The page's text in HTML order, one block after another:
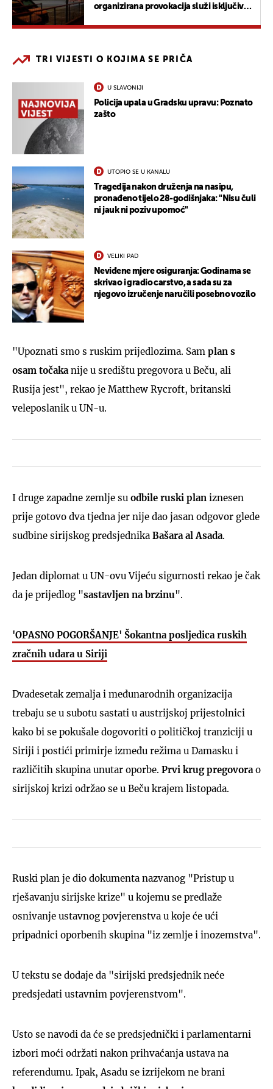
organizirana provokacija služi isključivo
TRI VIJESTI O KOJIMA SE PRIČA
U SLAVONIJI
Policija upala u Gradsku upravu: Poznato
zašto
UTOPIO SE U KANALU
Tragedija nakon druženja na nasipu,
pronađeno tijelo 28-godišnjaka: "Nisu čuli
ni jauk ni poziv upomoć"
VELIKI PAD
Neviđene mjere osiguranja: Godinama se
skrivao i gradio carstvo, a sada su za
njegovo izručenje naručili posebno vozilo
"Upoznati smo s ruskim prijedlozima. Sam plan s
osam točaka nije u središtu pregovora u Beču, ali
Rusija jest", rekao je Matthew Rycroft, britanski
veleposlanik u UN-u.
I druge zapadne zemlje su odbile ruski plan iznesen
prije gotovo dva tjedna jer nije dao jasan odgovor glede
sudbine sirijskog predsjednika Bašara al Asada.
Jedan diplomat u UN-ovu Vijeću sigurnosti rekao je čak
da je prijedlog "sastavljen na brzinu".
'OPASNO POGORŠANJE' Šokantna posljedica ruskih
zračnih udara u Siriji
Dvadesetak zemalja i međunarodnih organizacija
trebaju se u subotu sastati u austrijskoj prijestolnici
kako bi se pokušale dogovoriti o političkoj tranziciji u
Siriji i postići primirje između režima u Damasku i
različitih skupina unutar oporbe. Prvi krug pregovora o
sirijskoj krizi održao se u Beču krajem listopada.
Ruski plan je dio dokumenta nazvanog "Pristup u
rješavanju sirijske krize" u kojemu se predlaže
osnivanje ustavnog povjerenstva u koje će ući
pripadnici oporbenih skupina "iz zemlje i inozemstva".
U tekstu se dodaje da "sirijski predsjednik neće
predsjedati ustavnim povjerenstvom".
Usto se navodi da će se predsjednički i parlamentarni
izbori moći održati nakon prihvaćanja ustava na
referendumu. Ipak, Asadu se izrijekom ne brani